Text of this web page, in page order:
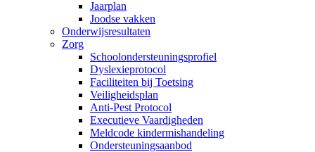
Jaarplan
Joodse vakken
Onderwijsresultaten
Zorg
Schoolondersteuningsprofiel
Dyslexieprotocol
Faciliteiten bij Toetsing
Veiligheidsplan
Anti-Pest Protocol
Executieve Vaardigheden
Meldcode kindermishandeling
Ondersteuningsaanbod